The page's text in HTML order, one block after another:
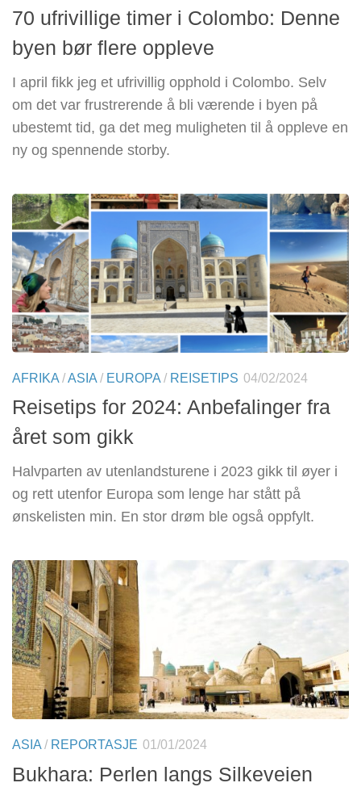
70 ufrivillige timer i Colombo: Denne
byen bør flere oppleve
I april fikk jeg et ufrivillig opphold i Colombo. Selv
om det var frustrerende å bli værende i byen på
ubestemt tid, ga det meg muligheten til å oppleve en
ny og spennende storby.
AFRIKA /ASIA / EUROPA / REISETIPS 04/02/2024
Reisetips for 2024: Anbefalinger fra
året som gikk
Halvparten av utenlandsturene i 2023 gikk til øyer i
og rett utenfor Europa som lenge har stått på
ønskelisten min. En stor drøm ble også oppfylt.
ASIA/ REPORTASJE 01/01/2024
Bukhara: Perlen langs Silkeveien